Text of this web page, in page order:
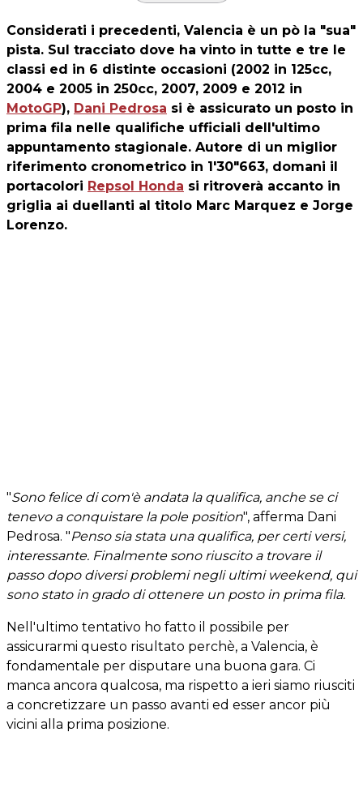
Considerati i precedenti, Valencia è un pò la "sua"
pista. Sul tracciato dove ha vinto in tutte e tre le
classi ed in 6 distinte occasioni (2002 in 125cc,
2004 e 2005 in 250cc, 2007, 2009 e 2012 in
MotoGP), Dani Pedrosa si è assicurato un posto in
prima fila nelle qualifiche ufficiali dell'ultimo
appuntamento stagionale. Autore di un miglior
riferimento cronometrico in 1'30"663, domani il
portacolori Repsol Honda si ritroverà accanto in
griglia ai duellanti al titolo Marc Marquez e Jorge
Lorenzo.
"Sono felice di com'è andata la qualifica, anche se ci
tenevo a conquistare la pole position", afferma Dani
Pedrosa. "Penso sia stata una qualifica, per certi versi,
interessante. Finalmente sono riuscito a trovare il
passo dopo diversi problemi negli ultimi weekend, qui
sono stato in grado di ottenere un posto in prima fila.
Nell'ultimo tentativo ho fatto il possibile per
assicurarmi questo risultato perchè, a Valencia, è
fondamentale per disputare una buona gara. Ci
manca ancora qualcosa, ma rispetto a ieri siamo riusciti
a concretizzare un passo avanti ed esser ancor più
vicini alla prima posizione.